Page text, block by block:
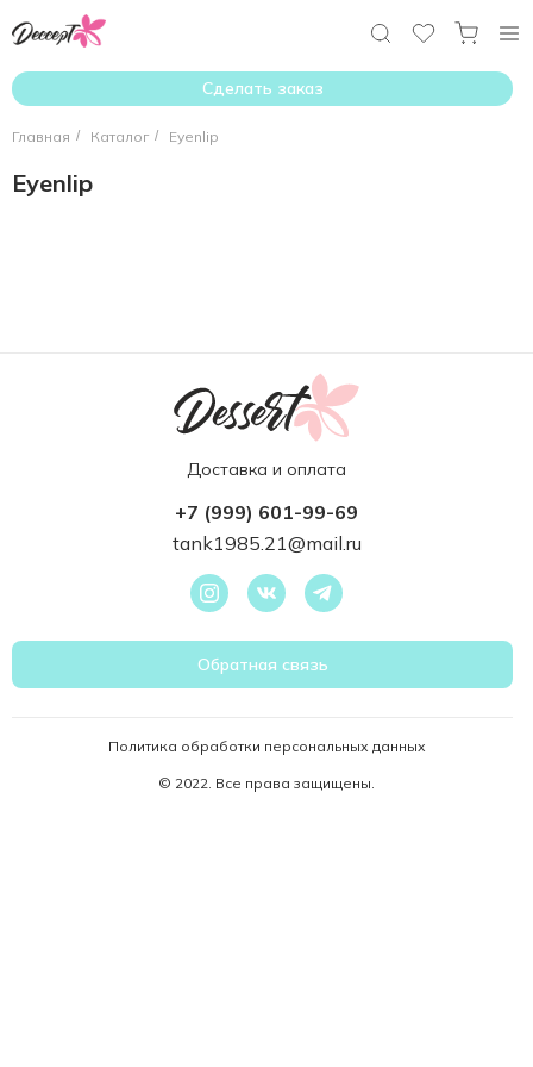
Сделать заказ
Главная / Каталог / Eyenlip
Eyenlip
Доставка и оплата
© 2022. Все права защищены.
Политика обработки персональных данных
+7 (999) 601-99-69
tank1985.21@mail.ru
Обратная связь